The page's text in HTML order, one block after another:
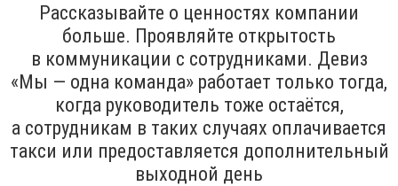
Рассказывайте о ценностях компании
больше. Проявляйте открытость
в коммуникации с сотрудниками. Девиз
«Мы — одна команда» работает только тогда,
когда руководитель тоже остаётся,
а сотрудникам в таких случаях оплачивается
такси или предоставляется дополнительный
выходной день